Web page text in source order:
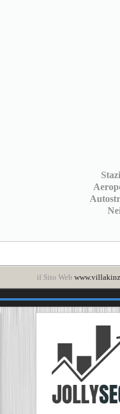
il Sito Web